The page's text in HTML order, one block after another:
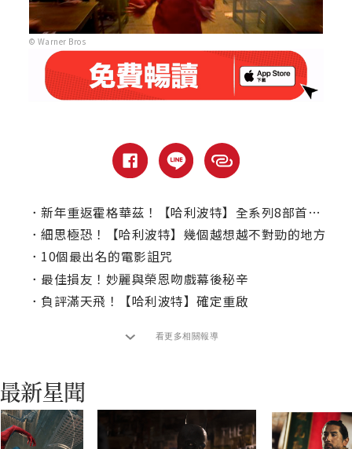
© Warner Bros
． 新年重返霍格華茲！【哈利波特】全系列8部首度聯映
． 細思極恐！【哈利波特】幾個越想越不對勁的地方
． 10個最出名的電影詛咒
． 最佳損友！妙麗與榮恩吻戲幕後秘辛
． 負評滿天飛！【哈利波特】確定重啟
看更多相關報導